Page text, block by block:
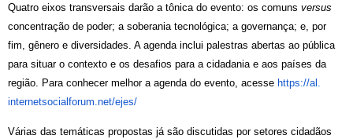
Quatro eixos transversais darão a tônica do evento: os comuns versus
concentração de poder; a soberania tecnológica; a governança; e, por
fim, gênero e diversidades. A agenda inclui palestras abertas ao pública
para situar o contexto e os desafios para a cidadania e aos países da
região. Para conhecer melhor a agenda do evento, acesse https://al.
internetsocialforum.net/ejes/
Várias das temáticas propostas já são discutidas por setores cidadãos